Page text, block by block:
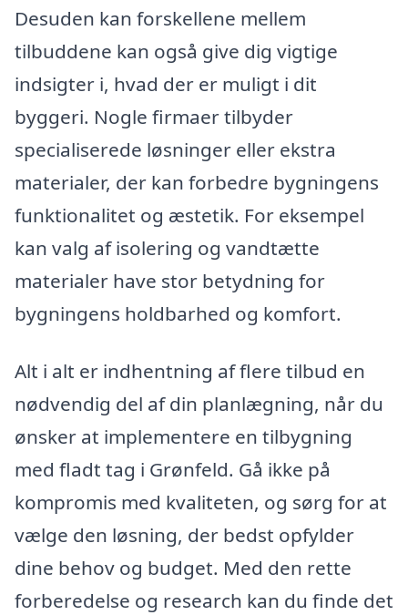
Desuden kan forskellene mellem
tilbuddene kan også give dig vigtige
indsigter i, hvad der er muligt i dit
byggeri. Nogle firmaer tilbyder
specialiserede løsninger eller ekstra
materialer, der kan forbedre bygningens
funktionalitet og æstetik. For eksempel
kan valg af isolering og vandtætte
materialer have stor betydning for
bygningens holdbarhed og komfort.
Alt i alt er indhentning af flere tilbud en
nødvendig del af din planlægning, når du
ønsker at implementere en tilbygning
med fladt tag i Grønfeld. Gå ikke på
kompromis med kvaliteten, og sørg for at
vælge den løsning, der bedst opfylder
dine behov og budget. Med den rette
forberedelse og research kan du finde det